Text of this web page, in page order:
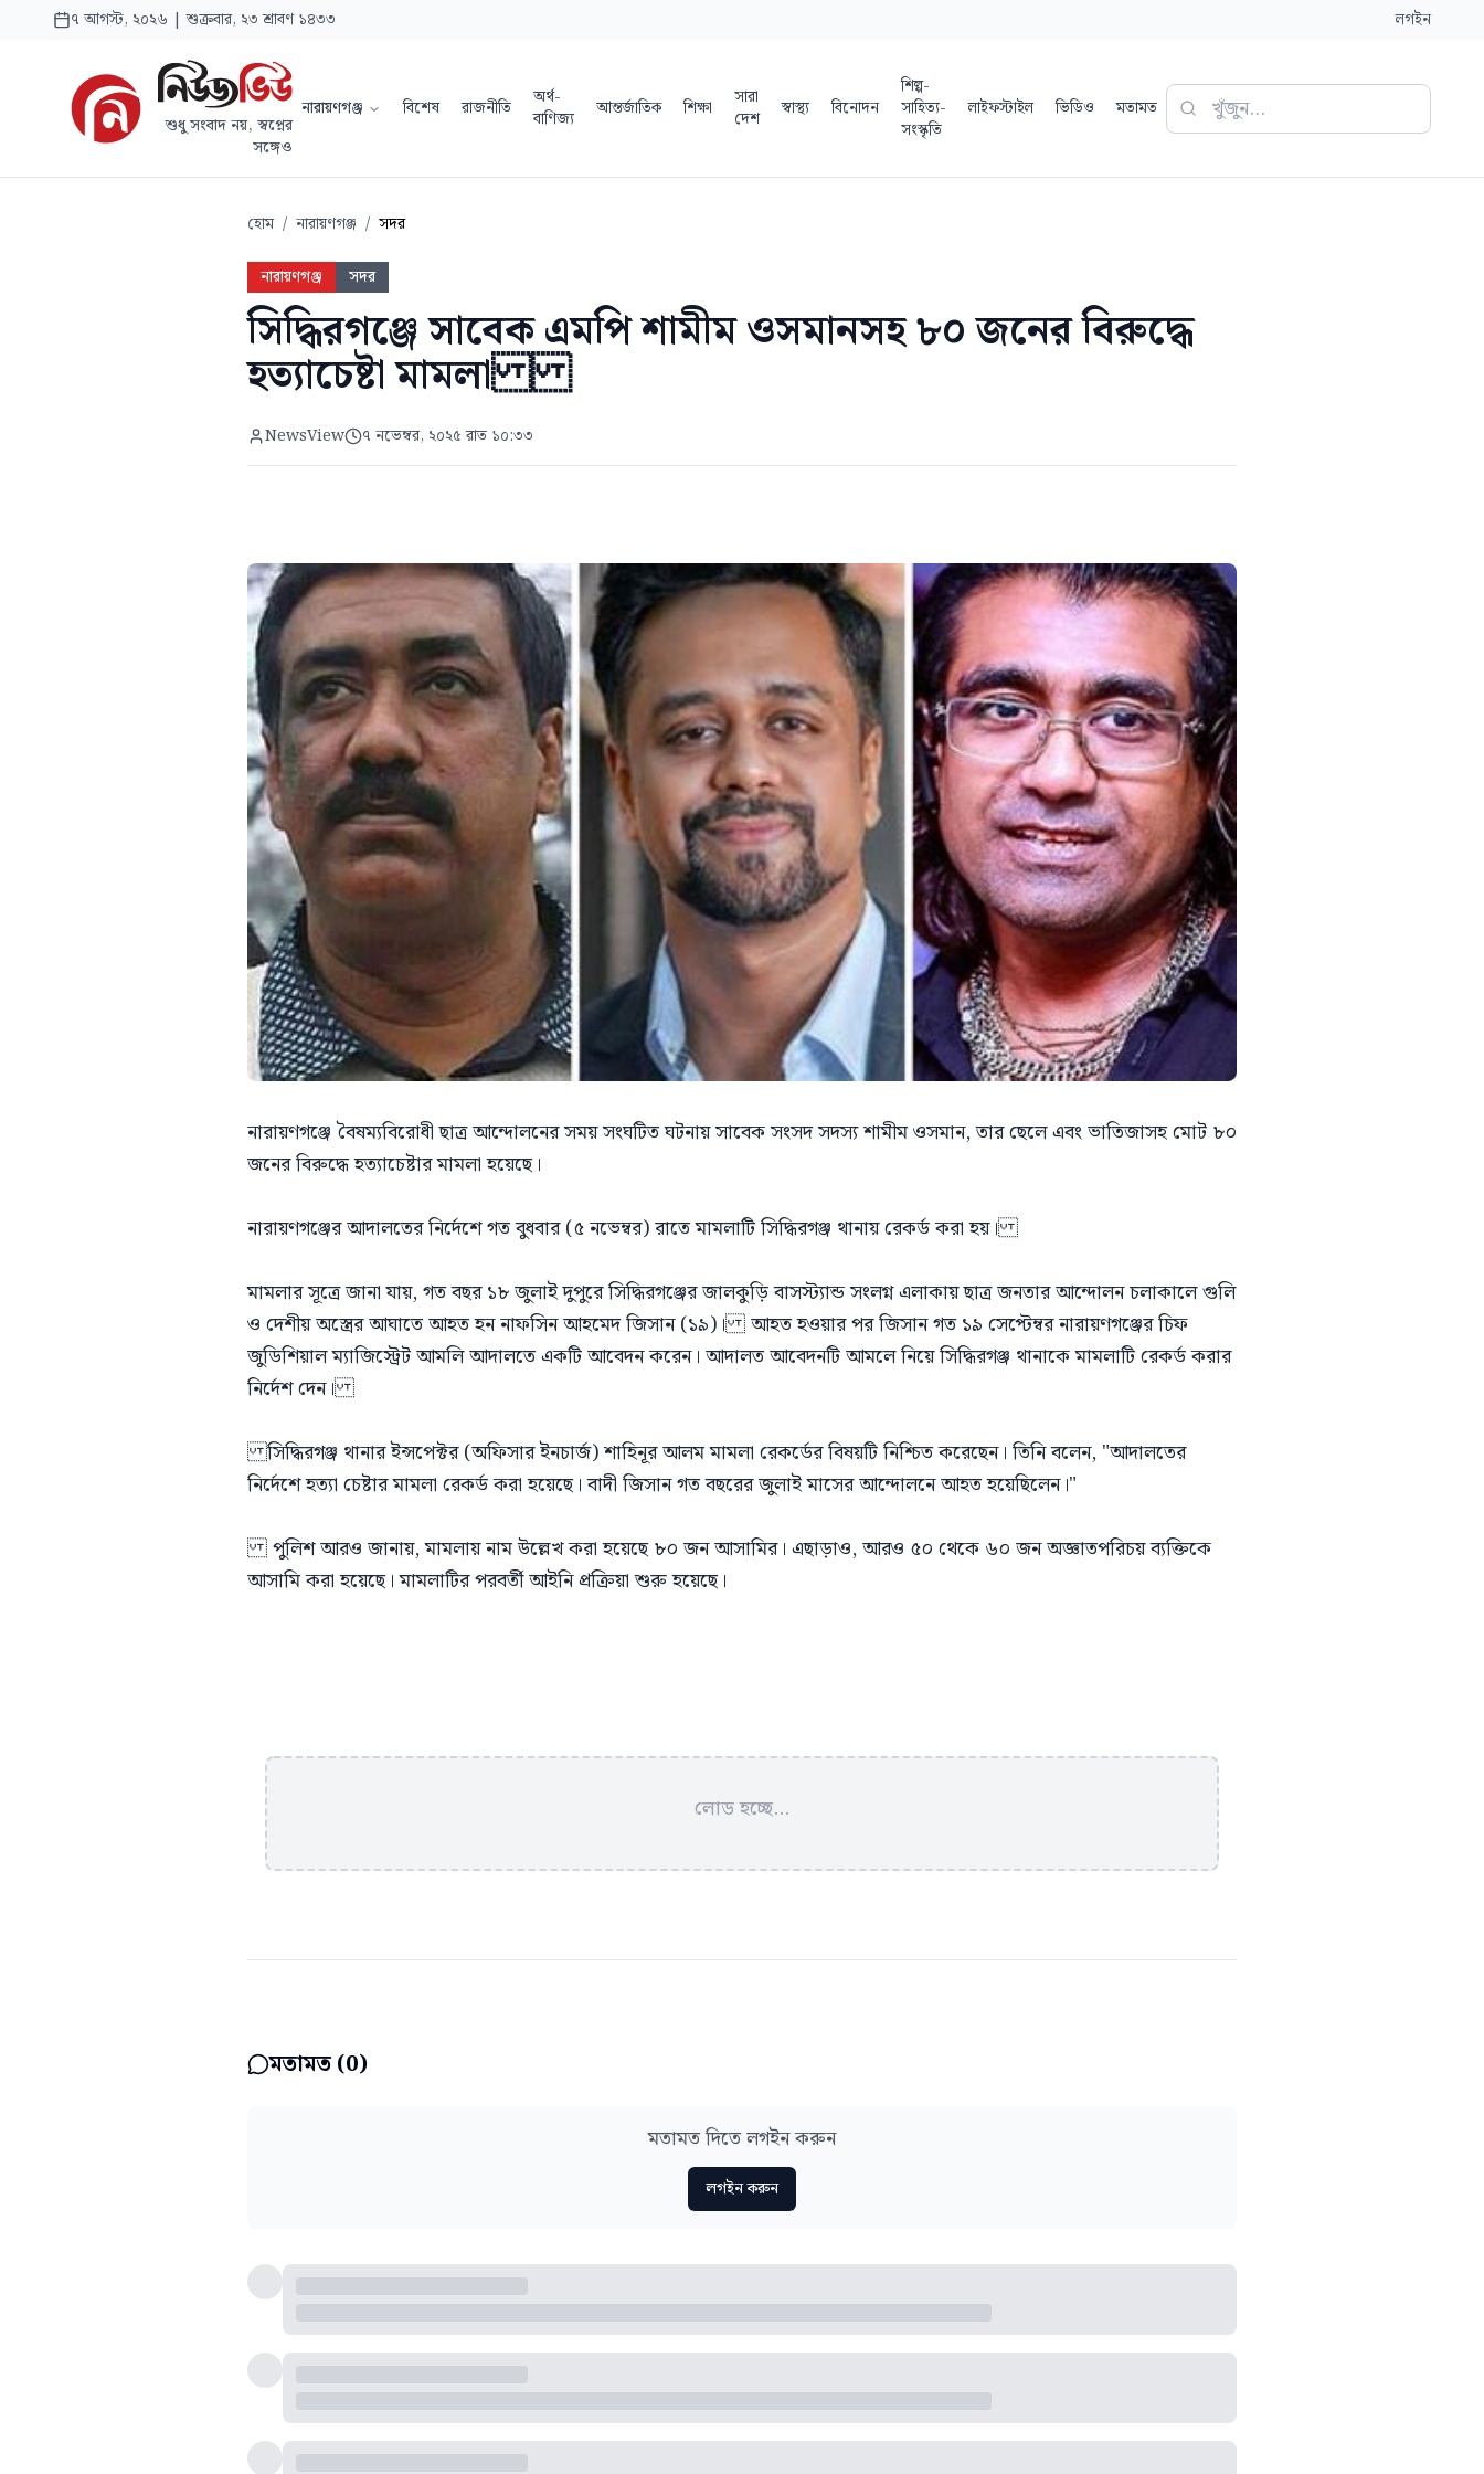
৭ আগস্ট, ২০২৬ | শুক্রবার, ২৩ শ্রাবণ ১৪৩৩ লগইন
শুধু সংবাদ নয়, স্বপ্নের
সঙ্গেও
নারায়ণগঞ্জ বিশেষ রাজনীতি
অর্থ-
বাণিজ্য
আন্তর্জাতিক শিক্ষা
সারা
দেশ
স্বাস্থ্য বিনোদন
শিল্প-
সাহিত্য-
সংস্কৃতি
লাইফস্টাইল ভিডিও মতামত
হোম / নারায়ণগঞ্জ / সদর
নারায়ণগঞ্জ সদর
সিদ্ধিরগঞ্জে সাবেক এমপি শামীম ওসমানসহ ৮০ জনের বিরুদ্ধে
হত্যাচেষ্টা মামলা
NewsView ৭ নভেম্বর, ২০২৫ রাত ১০:৩৩
নারায়ণগঞ্জে বৈষম্যবিরোধী ছাত্র আন্দোলনের সময় সংঘটিত ঘটনায় সাবেক সংসদ সদস্য শামীম ওসমান, তার ছেলে এবং ভাতিজাসহ মোট ৮০
জনের বিরুদ্ধে হত্যাচেষ্টার মামলা হয়েছে।
নারায়ণগঞ্জের আদালতের নির্দেশে গত বুধবার (৫ নভেম্বর) রাতে মামলাটি সিদ্ধিরগঞ্জ থানায় রেকর্ড করা হয়।
মামলার সূত্রে জানা যায়, গত বছর ১৮ জুলাই দুপুরে সিদ্ধিরগঞ্জের জালকুড়ি বাসস্ট্যান্ড সংলগ্ন এলাকায় ছাত্র জনতার আন্দোলন চলাকালে গুলি
ও দেশীয় অস্ত্রের আঘাতে আহত হন নাফসিন আহমেদ জিসান (১৯)। আহত হওয়ার পর জিসান গত ১৯ সেপ্টেম্বর নারায়ণগঞ্জের চিফ
জুডিশিয়াল ম্যাজিস্ট্রেট আমলি আদালতে একটি আবেদন করেন। আদালত আবেদনটি আমলে নিয়ে সিদ্ধিরগঞ্জ থানাকে মামলাটি রেকর্ড করার
নির্দেশ দেন।
সিদ্ধিরগঞ্জ থানার ইন্সপেক্টর (অফিসার ইনচার্জ) শাহিনূর আলম মামলা রেকর্ডের বিষয়টি নিশ্চিত করেছেন। তিনি বলেন, "আদালতের
নির্দেশে হত্যা চেষ্টার মামলা রেকর্ড করা হয়েছে। বাদী জিসান গত বছরের জুলাই মাসের আন্দোলনে আহত হয়েছিলেন।"
পুলিশ আরও জানায়, মামলায় নাম উল্লেখ করা হয়েছে ৮০ জন আসামির। এছাড়াও, আরও ৫০ থেকে ৬০ জন অজ্ঞাতপরিচয় ব্যক্তিকে
আসামি করা হয়েছে। মামলাটির পরবর্তী আইনি প্রক্রিয়া শুরু হয়েছে।
লোড হচ্ছে...
মতামত (0)
মতামত দিতে লগইন করুন
লগইন করুন